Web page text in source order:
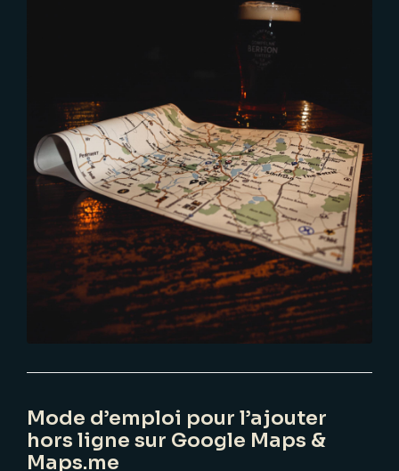
Mode d’emploi pour l’ajouter
hors ligne sur Google Maps &
Maps.me